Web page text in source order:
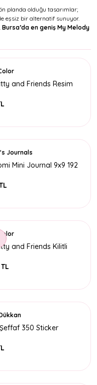
planda olduğu tasarımlar;
eşsiz bir alternatif sunuyor.
Bursa’da en geniş My Melody
and Friends Resim
Journals
Mini Journal 9x9 192
and Friends Kilitli
350 Sticker